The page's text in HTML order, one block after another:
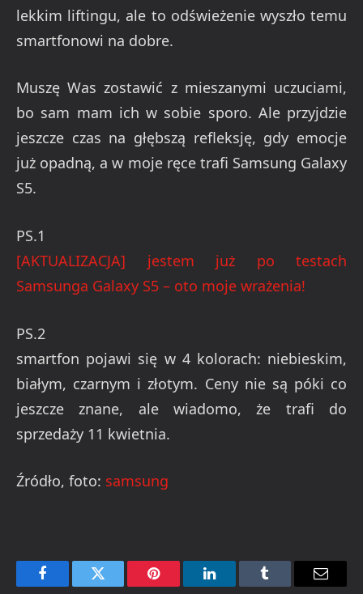
lekkim liftingu, ale to odświeżenie wyszło temu
smartfonowi na dobre.
Muszę Was zostawić z mieszanymi uczuciami,
bo sam mam ich w sobie sporo. Ale przyjdzie
jeszcze czas na głębszą refleksję, gdy emocje
już opadną, a w moje ręce trafi Samsung Galaxy
S5.
PS.1
[AKTUALIZACJA] jestem już po testach
Samsunga Galaxy S5 – oto moje wrażenia!
PS.2
smartfon pojawi się w 4 kolorach: niebieskim,
białym, czarnym i złotym. Ceny nie są póki co
jeszcze znane, ale wiadomo, że trafi do
sprzedaży 11 kwietnia.
Źródło, foto: samsung
FacebookTwitter Pinterest LinkedInTumblr Email